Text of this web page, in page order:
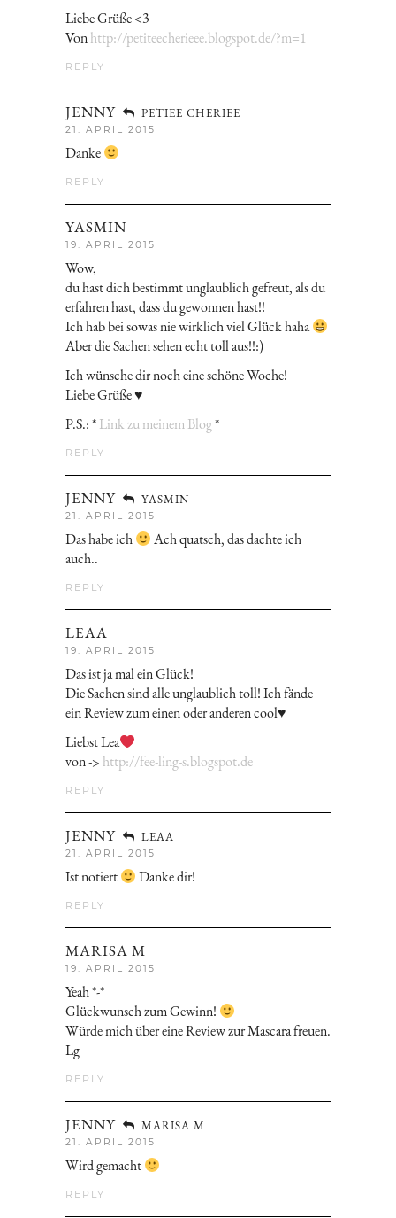
Liebe Grüße <3
Vonhttp://petiteecherieee.blogspot.de/?m=1
REPLY
JENNY PETIEE CHERIEE
21. APRIL 2015
Danke
REPLY
YASMIN
19. APRIL 2015
Wow,
du hast dich bestimmt unglaublich gefreut, als du
erfahren hast, dass du gewonnen hast!!
Ich hab bei sowas nie wirklich viel Glück haha
Aber die Sachen sehen echt toll aus!!:)
Ich wünsche dir noch eine schöne Woche!
Liebe Grüße ♥
P.S.: *Link zu meinem Blog*
REPLY
JENNY YASMIN
21. APRIL 2015
Das habe ich
Ach quatsch, das dachte ich
auch..
REPLY
LEAA
19. APRIL 2015
Das ist ja mal ein Glück!
Die Sachen sind alle unglaublich toll! Ich fände
ein Review zum einen oder anderen cool♥
Liebst Lea
von -> http://fee-ling-s.blogspot.de
REPLY
JENNY LEAA
21. APRIL 2015
Ist notiert Danke dir!
REPLY
MARISA M
19. APRIL 2015
Yeah *-*
Glückwunsch zum Gewinn!
Würde mich über eine Review zur Mascara freuen.
Lg
REPLY
JENNY MARISA M
21. APRIL 2015
Wird gemacht
REPLY